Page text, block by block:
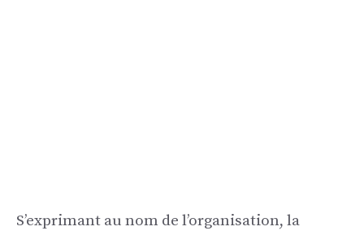
S’exprimant au nom de l’organisation, la